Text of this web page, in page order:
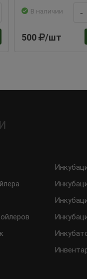
В наличии -
500 /шт